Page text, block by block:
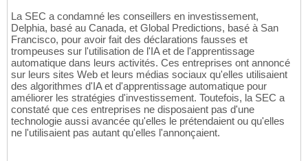
La SEC a condamné les conseillers en investissement,
Delphia, basé au Canada, et Global Predictions, basé à San
Francisco, pour avoir fait des déclarations fausses et
trompeuses sur l'utilisation de l'IA et de l'apprentissage
automatique dans leurs activités. Ces entreprises ont annoncé
sur leurs sites Web et leurs médias sociaux qu'elles utilisaient
des algorithmes d'IA et d'apprentissage automatique pour
améliorer les stratégies d'investissement. Toutefois, la SEC a
constaté que ces entreprises ne disposaient pas d'une
technologie aussi avancée qu'elles le prétendaient ou qu'elles
ne l'utilisaient pas autant qu'elles l'annonçaient.